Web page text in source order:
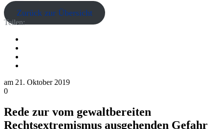
Zurück zur Übersicht
Teilen:
am 21. Oktober 2019
0
Rede zur vom gewaltbereiten
Rechtsextremismus ausgehenden Gefahr